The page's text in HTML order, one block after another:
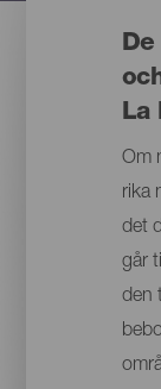
La
Om
rika
det
går
den